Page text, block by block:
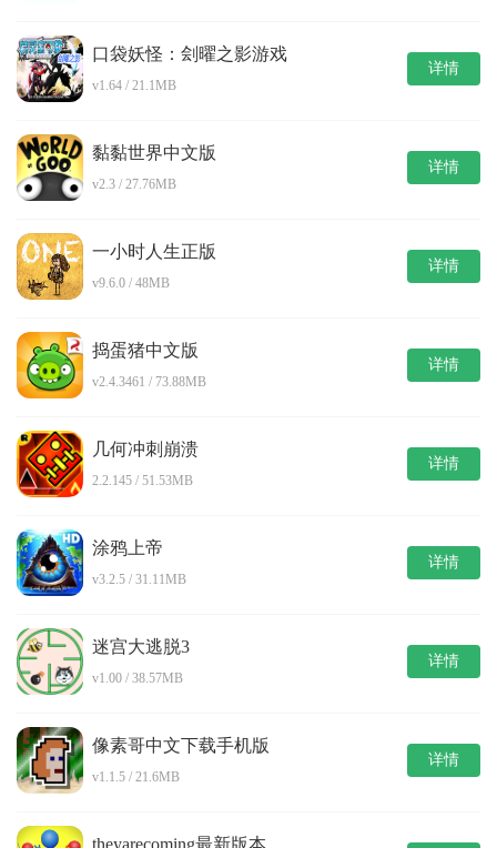
口袋妖怪：刽曜之影游戏
v1.64 / 21.1MB
详情
黏黏世界中文版
v2.3 / 27.76MB
详情
一小时人生正版
v9.6.0 / 48MB
详情
捣蛋猪中文版
v2.4.3461 / 73.88MB
详情
几何冲刺崩溃
2.2.145 / 51.53MB
详情
涂鸦上帝
v3.2.5 / 31.11MB
详情
迷宫大逃脱3
v1.00 / 38.57MB
详情
像素哥中文下载手机版
v1.1.5 / 21.6MB
详情
theyarecoming最新版本